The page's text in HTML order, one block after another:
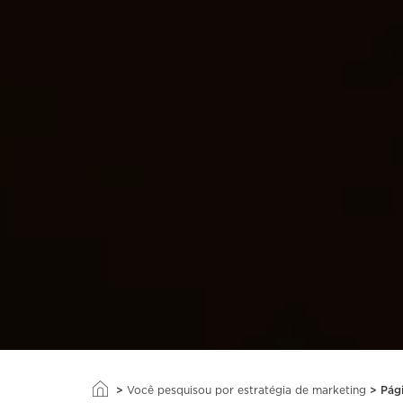
> Você pesquisou por estratégia de marketing >